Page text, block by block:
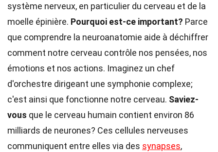
système nerveux, en particulier du cerveau et de la
moelle épinière. Pourquoi est-ce important? Parce
que comprendre la neuroanatomie aide à déchiffrer
comment notre cerveau contrôle nos pensées, nos
émotions et nos actions. Imaginez un chef
d'orchestre dirigeant une symphonie complexe;
c'est ainsi que fonctionne notre cerveau. Saviez-
vous que le cerveau humain contient environ 86
milliards de neurones? Ces cellules nerveuses
communiquent entre elles via des synapses,